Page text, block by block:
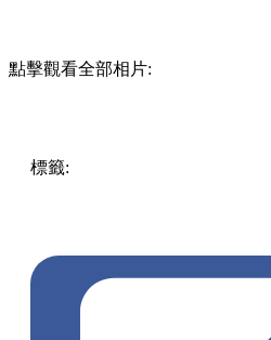
點擊觀看全部相片:
標籤: